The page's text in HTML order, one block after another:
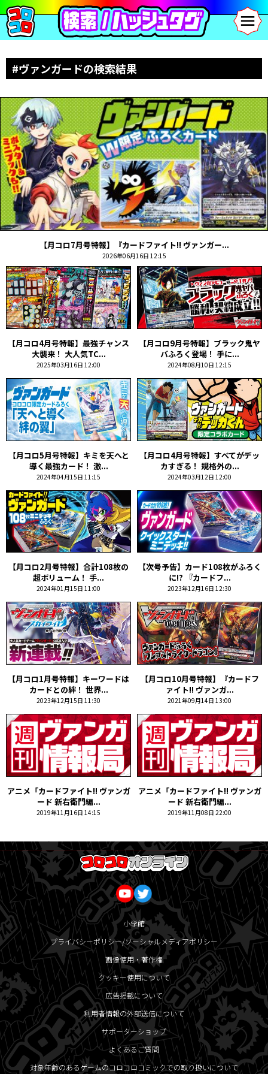
#ヴァンガードの検索結果
【月コロ7月号特報】『カードファイト!! ヴァンガー...
2026年06月16日 12:15
【月コロ4月号特報】最強チャンス
大襲来！ 大人気TC...
2025年03月16日 12:00
【月コロ9月号特報】ブラック鬼ヤ
バふろく登場！ 手に...
2024年08月10日 12:15
【月コロ5月号特報】キミを天へと
導く最強カード！ 激...
2024年04月15日 11:15
【月コロ4月号特報】すべてがデッ
カすぎる！ 規格外の...
2024年03月12日 12:00
【月コロ2月号特報】合計108枚の
超ボリューム！ 手...
2024年01月15日 11:00
【次号予告】カード108枚がふろく
に!? 『カードフ...
2023年12月16日 12:30
【月コロ1月号特報】キーワードは
カードとの絆！ 世界...
2023年12月15日 11:30
【月コロ10月号特報】『カードフ
ァイト!! ヴァンガ...
2021年09月14日 13:00
アニメ「カードファイト!! ヴァンガ
ード 新右衛門編...
2019年11月16日 14:15
アニメ「カードファイト!! ヴァンガ
ード 新右衛門編...
2019年11月08日 22:00
小学館
プライバシーポリシー/ソーシャルメディアポリシー
画像使用・著作権
クッキー使用について
広告掲載について
利用者情報の外部送信について
サポーターショップ
よくあるご質問
対象年齢のあるゲームのコロコロコミックでの取り扱いについて